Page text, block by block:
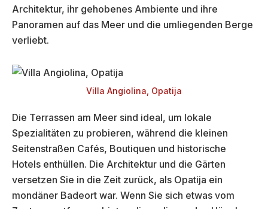
Architektur, ihr gehobenes Ambiente und ihre
Panoramen auf das Meer und die umliegenden Berge
verliebt.
Villa Angiolina, Opatija
Die Terrassen am Meer sind ideal, um lokale
Spezialitäten zu probieren, während die kleinen
Seitenstraßen Cafés, Boutiquen und historische
Hotels enthüllen. Die Architektur und die Gärten
versetzen Sie in die Zeit zurück, als Opatija ein
mondäner Badeort war. Wenn Sie sich etwas vom